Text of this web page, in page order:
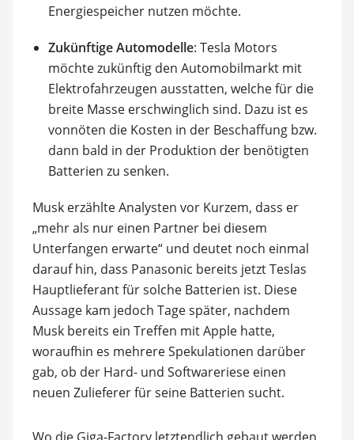
Energiespeicher nutzen möchte.
Zukünftige Automodelle: Tesla Motors
möchte zukünftig den Automobilmarkt mit
Elektrofahrzeugen ausstatten, welche für die
breite Masse erschwinglich sind. Dazu ist es
vonnöten die Kosten in der Beschaffung bzw.
dann bald in der Produktion der benötigten
Batterien zu senken.
Musk erzählte Analysten vor Kurzem, dass er
„mehr als nur einen Partner bei diesem
Unterfangen erwarte“ und deutet noch einmal
darauf hin, dass Panasonic bereits jetzt Teslas
Hauptlieferant für solche Batterien ist. Diese
Aussage kam jedoch Tage später, nachdem
Musk bereits ein Treffen mit Apple hatte,
woraufhin es mehrere Spekulationen darüber
gab, ob der Hard- und Softwareriese einen
neuen Zulieferer für seine Batterien sucht.
Wo die Giga-Factory letztendlich gebaut werden